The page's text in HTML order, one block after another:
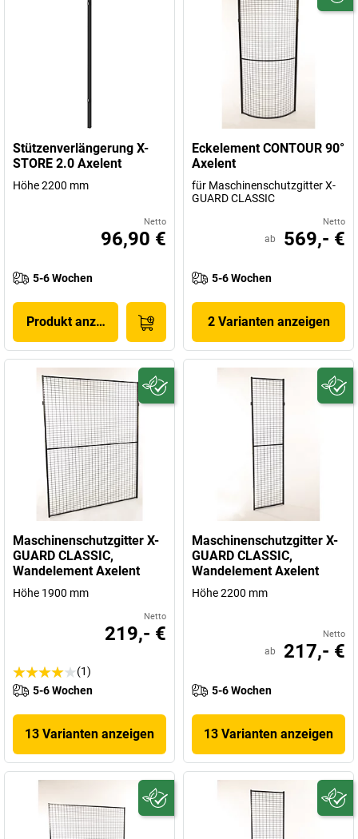
Stützenverlängerung X-
STORE 2.0 Axelent
Höhe 2200 mm
Netto
96,90 €
5-6 Wochen
Produkt anzeigen
Eckelement CONTOUR 90°
Axelent
für Maschinenschutzgitter X-
GUARD CLASSIC
Netto
ab 569,- €
5-6 Wochen
2 Varianten anzeigen
Maschinenschutzgitter X-
GUARD CLASSIC,
Wandelement Axelent
Höhe 1900 mm
Netto
219,- €
(1)
5-6 Wochen
13 Varianten anzeigen
Maschinenschutzgitter X-
GUARD CLASSIC,
Wandelement Axelent
Höhe 2200 mm
Netto
ab 217,- €
5-6 Wochen
13 Varianten anzeigen